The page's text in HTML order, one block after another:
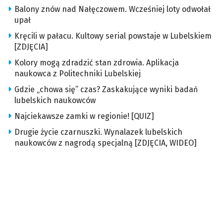
Balony znów nad Nałęczowem. Wcześniej loty odwołał
upał
Kręcili w pałacu. Kultowy serial powstaje w Lubelskiem
[ZDJĘCIA]
Kolory mogą zdradzić stan zdrowia. Aplikacja
naukowca z Politechniki Lubelskiej
Gdzie „chowa się” czas? Zaskakujące wyniki badań
lubelskich naukowców
Najciekawsze zamki w regionie! [QUIZ]
Drugie życie czarnuszki. Wynalazek lubelskich
naukowców z nagrodą specjalną [ZDJĘCIA, WIDEO]